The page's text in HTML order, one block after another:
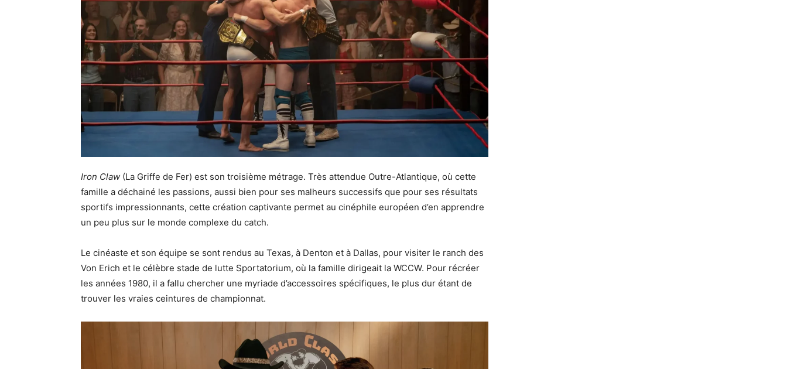
Iron Claw (La Griffe de Fer) est son troisième métrage. Très attendue Outre-Atlantique, où cette
famille a déchainé les passions, aussi bien pour ses malheurs successifs que pour ses résultats
sportifs impressionnants, cette création captivante permet au cinéphile européen d’en apprendre
un peu plus sur le monde complexe du catch.
Le cinéaste et son équipe se sont rendus au Texas, à Denton et à Dallas, pour visiter le ranch des
Von Erich et le célèbre stade de lutte Sportatorium, où la famille dirigeait la WCCW. Pour récréer
les années 1980, il a fallu chercher une myriade d’accessoires spécifiques, le plus dur étant de
trouver les vraies ceintures de championnat.